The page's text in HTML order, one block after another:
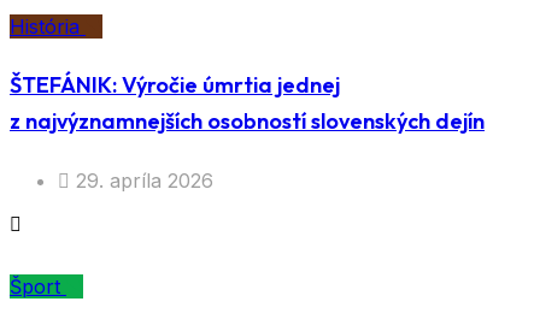
História
ŠTEFÁNIK: Výročie úmrtia jednej
z najvýznamnejších osobností slovenských dejín
29. apríla 2026
Šport